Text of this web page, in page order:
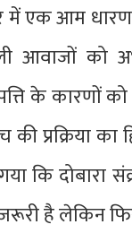
में एक आम
आवाजों को
के कारणों
प्रक्रिया
कि दोबारा
है लेकिन